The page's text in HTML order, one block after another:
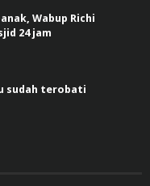
Wabup Richi
24 jam
sudah terobati